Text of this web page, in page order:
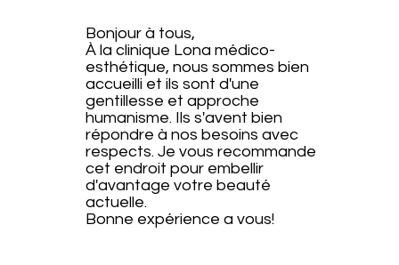
Bonjour à tous,
À la clinique Lona médico-
esthétique, nous sommes bien
accueilli et ils sont d'une
gentillesse et approche
humanisme. Ils s'avent bien
répondre à nos besoins avec
respects. Je vous recommande
cet endroit pour embellir
d'avantage votre beauté
actuelle.
Bonne expérience a vous!